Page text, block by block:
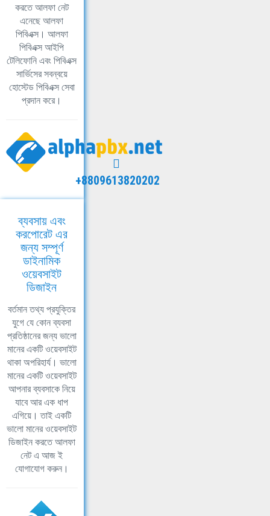
করতে আলফা নেট
এনেছে আলফা
পিবিএক্স। আলফা
পিবিএক্স আইপি
টেলিফোনি এবং পিবিএক্স
সার্ভিসের সবন্বয়ে
হোস্টেড পিবিএক্স সেবা
প্রদান করে।
+8809613820202
ব্যবসায় এবং
করপোরেট এর
জন্য সম্পূর্ণ
ডাইনামিক
ওয়েবসাইট
ডিজাইন
বর্তমান তথ্য প্রযুক্তির
যুগে যে কোন ব্যবসা
প্রতিষ্ঠানের জন্য ভালো
মানের একটি ওয়েবসাইট
থাকা অপরিহার্য। ভালো
মানের একটি ওয়েবসাইট
আপনার ব্যবসাকে নিয়ে
যাবে আর এক ধাপ
এগিয়ে। তাই একটি
ভালো মানের ওয়েবসাইট
ডিজাইন করতে আলফা
নেট এ আজ ই
যোগাযোগ করুন।